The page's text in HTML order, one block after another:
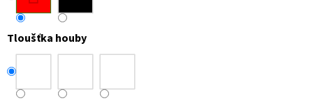
Tloušťka houby